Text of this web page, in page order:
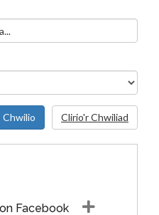
Clirio'r Chwiliad
Chwilio
Facebook